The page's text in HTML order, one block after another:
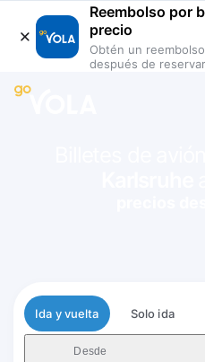
Reembolso por
precio
Obtén un
después de
Tipo de vuelo
Ida y vuelta Solo ida
Desde